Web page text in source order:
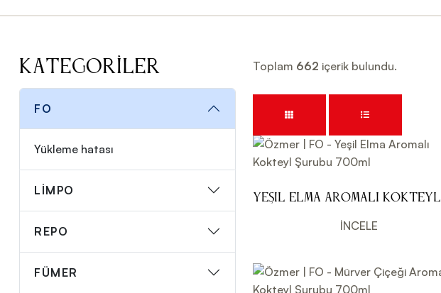
Kategoriler
FO
Yükleme hatası
LİMPO
REPO
FÜMER
Toplam 662 içerik bulundu.
Yeşil Elma Aromalı Kokteyl
İNCELE